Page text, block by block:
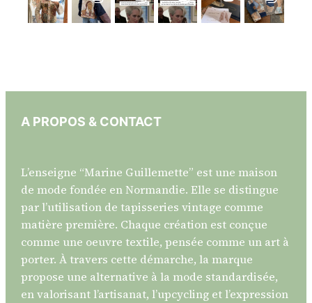
A PROPOS & CONTACT
L’enseigne “Marine Guillemette” est une maison
de mode fondée en Normandie. Elle se distingue
par l’utilisation de tapisseries vintage comme
matière première. Chaque création est conçue
comme une oeuvre textile, pensée comme un art à
porter. À travers cette démarche, la marque
propose une alternative à la mode standardisée,
en valorisant l’artisanat, l’upcycling et l’expression